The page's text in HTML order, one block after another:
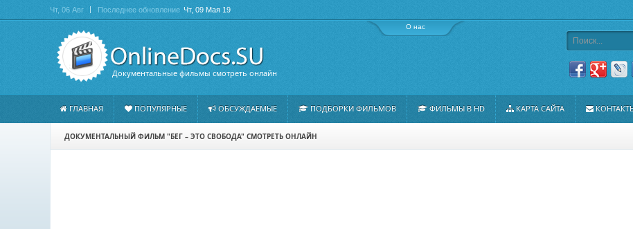
Документальные фильмы смотреть онлайн
О нас
Чт, 06 Авг Последнее обновление Чт, 09 Мая 19
ГЛАВНАЯ ПОПУЛЯРНЫЕ ОБСУЖДАЕМЫЕ ПОДБОРКИ ФИЛЬМОВ ФИЛЬМЫ В HD КАРТА САЙТА
ДОКУМЕНТАЛЬНЫЙ ФИЛЬМ "БЕГ – ЭТО СВОБОДА" СМОТРЕТЬ ОНЛАЙН